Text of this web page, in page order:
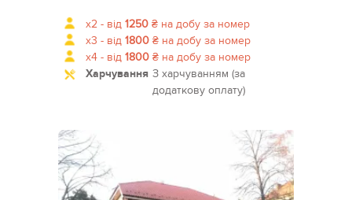
x2 - від 1250 ₴ на добу за номер
x3 - від 1800 ₴ на добу за номер
x4 - від 1800 ₴ на добу за номер
Харчування З харчуванням (за
додаткову оплату)